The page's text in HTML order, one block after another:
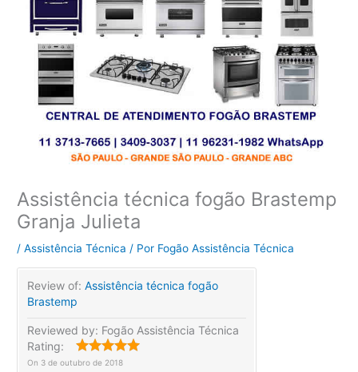
Assistência técnica fogão Brastemp
Granja Julieta
/Assistência Técnica / Por Fogão Assistência Técnica
Review of:Assistência técnica fogão
Brastemp
Reviewed by: Fogão Assistência Técnica
Rating:
On 3 de outubro de 2018